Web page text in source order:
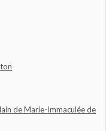
de Marie-Immaculée de